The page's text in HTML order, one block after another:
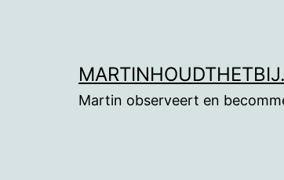
Martin observeert en